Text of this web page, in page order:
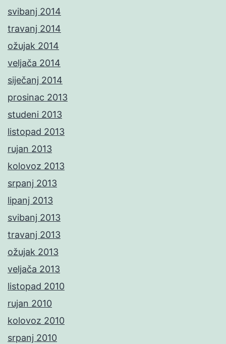
svibanj 2014
travanj 2014
ožujak 2014
veljača 2014
siječanj 2014
prosinac 2013
studeni 2013
listopad 2013
rujan 2013
kolovoz 2013
srpanj 2013
lipanj 2013
svibanj 2013
travanj 2013
ožujak 2013
veljača 2013
listopad 2010
rujan 2010
kolovoz 2010
srpanj 2010